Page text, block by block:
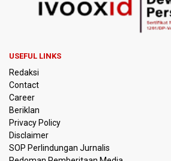
Timnas Indonesia Tersingkir di Piala
Pemerintah Matangkan Rencana
Kebakaran Alun-alun Suryakancana
Menkomdigi Sebut Kehadiran AI
Indonesia
USEFUL LINKS
Redaksi
Contact
Career
Beriklan
Privacy Policy
Disclaimer
SOP Perlindungan Jurnalis